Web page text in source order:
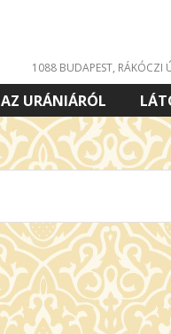
1088 BUDAPEST, RÁKÓCZI
AZ URÁNIÁRÓL